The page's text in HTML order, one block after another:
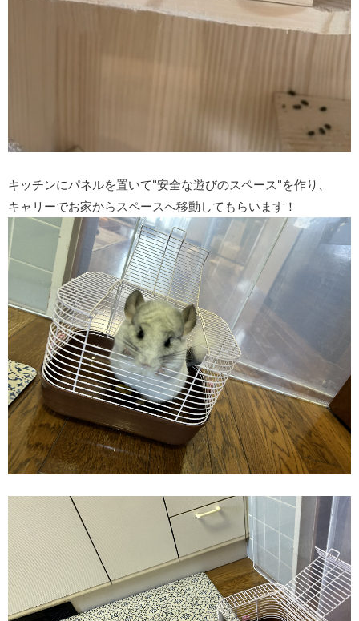
キッチンにパネルを置いて"安全な遊びのスペース"を作り、
キャリーでお家からスペースへ移動してもらいます！